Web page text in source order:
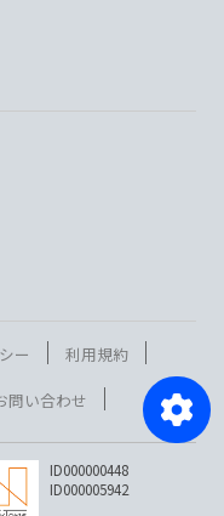
ー
利用規約
問い合わせ
ID000000448
ID000005942